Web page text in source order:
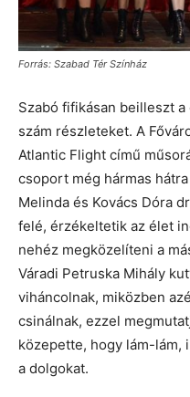
Forrás: Szabad Tér Színház
Szabó fifikásan beilleszt
szám részleteket. A
Atlantic Flight című
csoport még hármas
Melinda és Kovács Dóra
felé, érzékeltetik az élet
nehéz megközelíteni a
Váradi Petruska Mihály
viháncolnak, miközben
csinálnak, ezzel
közepette, hogy lám-lám,
a dolgokat.